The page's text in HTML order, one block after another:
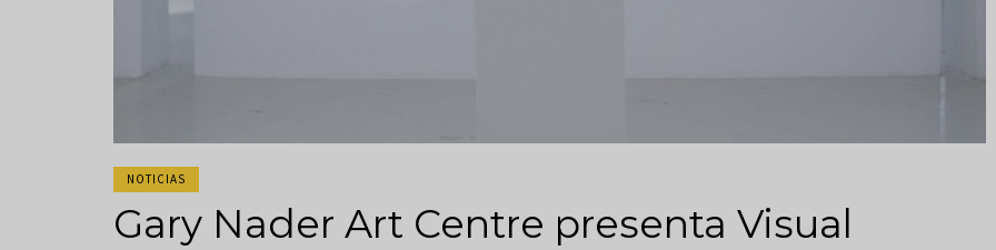
NOTICIAS
Gary Nader Art Centre presenta Visual